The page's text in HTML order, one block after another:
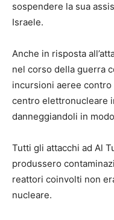
sospendere la sua
Israele.
Anche in risposta
nel corso della guerra
incursioni aeree
centro elettronucleare
danneggiandoli in
Tutti gli attacchi ad Al
produssero
reattori coinvolti non
nucleare.